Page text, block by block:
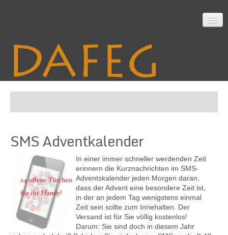
Mitarbeit
Material
Themen
SMS Adventkalender
In einer immer schneller werdenden Zeit
erinnern die Kurznachrichten im SMS-
Adventskalender jeden Morgen daran,
dass der Advent eine besondere Zeit ist,
in der an jedem Tag wenigstens einmal
Zeit sein sollte zum Innehalten. Der
Versand ist für Sie völlig kostenlos!
Darum: Sie sind doch in diesem Jahr